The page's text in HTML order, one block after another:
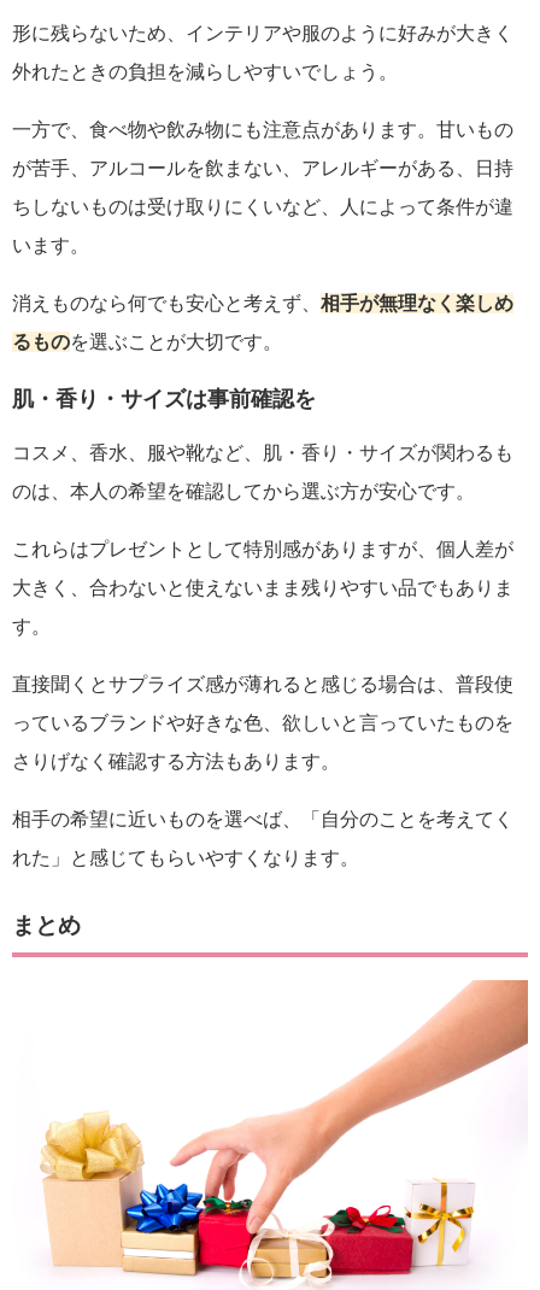
形に残らないため、インテリアや服のように好みが大きく
外れたときの負担を減らしやすいでしょう。
一方で、食べ物や飲み物にも注意点があります。甘いもの
が苦手、アルコールを飲まない、アレルギーがある、日持
ちしないものは受け取りにくいなど、人によって条件が違
います。
消えものなら何でも安心と考えず、 相手が無理なく楽しめ
るものを選ぶことが大切です。
肌・香り・サイズは事前確認を
コスメ、香水、服や靴など、肌・香り・サイズが関わるも
のは、本人の希望を確認してから選ぶ方が安心です。
これらはプレゼントとして特別感がありますが、個人差が
大きく、合わないと使えないまま残りやすい品でもありま
す。
直接聞くとサプライズ感が薄れると感じる場合は、普段使
っているブランドや好きな色、欲しいと言っていたものを
さりげなく確認する方法もあります。
相手の希望に近いものを選べば、「自分のことを考えてく
れた」と感じてもらいやすくなります。
まとめ